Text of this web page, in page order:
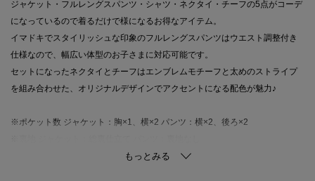
ジャケット・フルレングスパンツ・シャツ・ネクタイ・チーフの5点がコーデ
になっているので着るだけで様になるお得なアイテム。
イマドキでスタイリッシュな印象のフルレングスパンツはウエスト調整付き
仕様なので、幅広い体型のお子さまに対応可能です。
セットになったネクタイとチーフはエンブレムモチーフと太めのストライプ
を組み合わせた、オリジナルデザインでアクセントになる配色が魅力♪
※ポケット数 ジャケット：胸×1、横×2 パンツ：横×2、後ろ×2